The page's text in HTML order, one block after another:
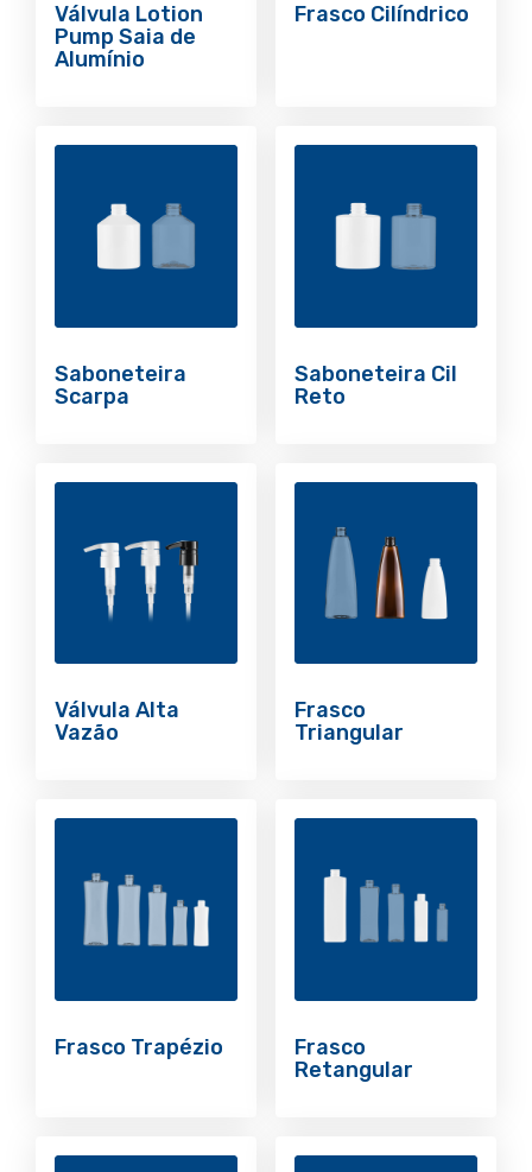
Válvula Lotion
Pump Saia de
Alumínio
Frasco Cilíndrico
Saboneteira
Scarpa
Saboneteira Cil
Reto
Válvula Alta
Vazão
Frasco
Triangular
Frasco Trapézio
Frasco
Retangular